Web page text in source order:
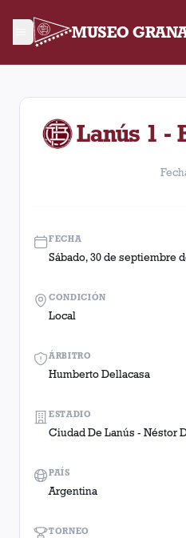
MUSEO
Fecha 8. Partido entre
Lanús 1 -
FECHA
Sábado, 30 de septiembre
ÁRBITRO
Humberto Dellacasa
TORNEO
CONDICIÓN
Local
ESTADIO
Ciudad De Lanús - Néstor
PAÍS
Argentina